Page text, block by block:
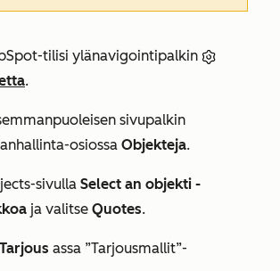
tilisi ylänavigointipalkin
.
sivupalkin
osiossa Objekteja.
sivulla Select an objekti -
ja valitse Quotes.
Tarjous assa ”Tarjousmallit”-